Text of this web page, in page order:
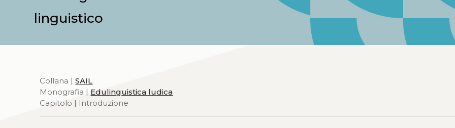
linguistico
Collana |SAIL
Monografia | Edulinguistica ludica
Capitolo | Introduzione